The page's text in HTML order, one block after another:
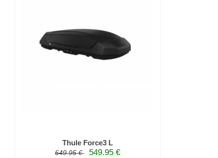
Thule Force3 L
649.95 € 549.95 €